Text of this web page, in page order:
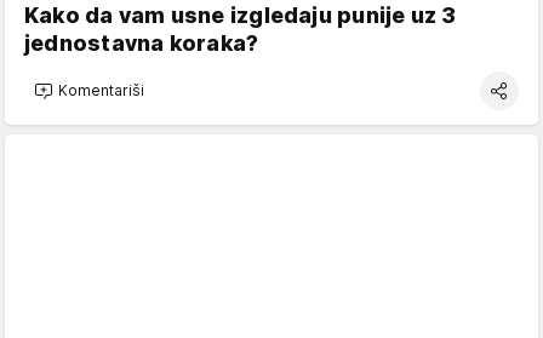
Kako da vam usne izgledaju punije uz 3
jednostavna koraka?
Komentariši